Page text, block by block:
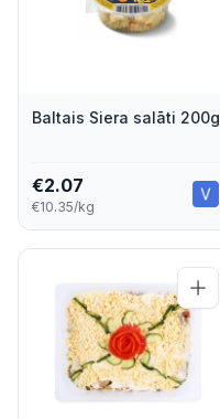
Baltais Siera salāti 200g
€2.07
€10.35/kg